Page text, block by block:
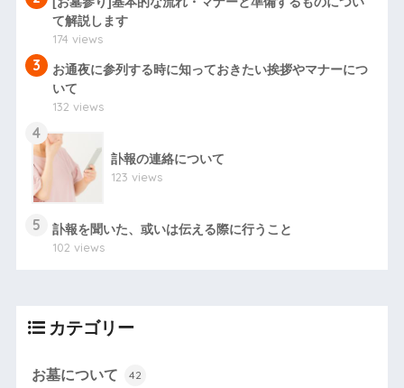
て解説します
174 views
3
お通夜に参列する時に知っておきたい挨拶やマナーにつ
いて
132 views
4
訃報の連絡について
123 views
5
訃報を聞いた、或いは伝える際に行うこと
102 views
カテゴリー
お墓について 42